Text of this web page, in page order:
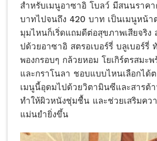
สำหรับเมนูอาซาอิ โบลว์ มีสนนราค
บาทไปจนถึง 420 บาท เป็นเมนูหน้า
มุมไหนก็เริ่ดแถมดีต่อสุขภาพเสียจริง
ปด้วยอาซาอิ สตรอเบอร์รี่ บลูเบอร์รี่
พองกรอบๆ กล้วยหอม โยเกิร์ตรสมะพ
และกราโนลา ชอบแบบไหนเลือกได้ต
เมนูนี้อุดมไปด้วยวิตามินซีและสารต้
ทำให้ผิวหนังชุ่มชื้น และช่วยเสริมคว
แม่นยำยิ่งขึ้น